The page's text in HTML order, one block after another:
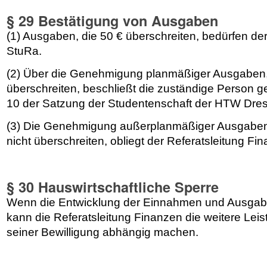
§ 29 Bestätigung von Ausgaben
(1) Ausgaben, die 50 € überschreiten, bedürfen
StuRa.
(2) Über die Genehmigung planmäßiger
überschreiten, beschließt die zuständige Person
10 der Satzung der Studentenschaft der HTW
(3) Die Genehmigung außerplanmäßiger
nicht überschreiten, obliegt der Referatsleitung
§ 30 Hauswirtschaftliche Sperre
Wenn die Entwicklung der Einnahmen und
kann die Referatsleitung Finanzen die weitere
seiner Bewilligung abhängig machen.